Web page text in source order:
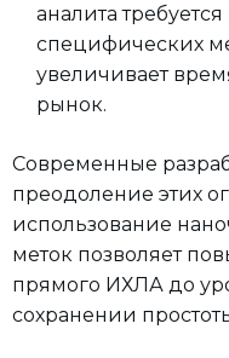
аналита
специфических
увеличивает
рынок.
Современные
преодоление этих
использование
меток позволяет
прямого ИХЛА до
сохранении